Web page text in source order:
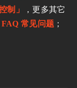
制」
，更多其它
FAQ 常见问题 ；